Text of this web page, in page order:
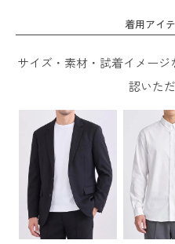
着用アイ
サイズ・素材・試着イメー
認いた